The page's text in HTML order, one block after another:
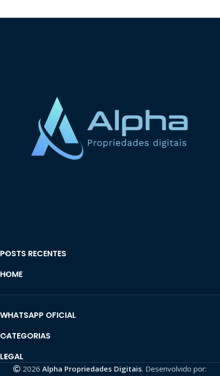
POSTS RECENTES
HOME
WHATSAPP OFICIAL
CATEGORIAS
LEGAL
2026 Alpha Propriedades Digitais. Desenvolvido por: